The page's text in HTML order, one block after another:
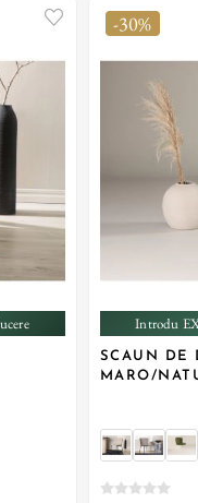
-30%
Introdu
SCAUN DE
MARO/